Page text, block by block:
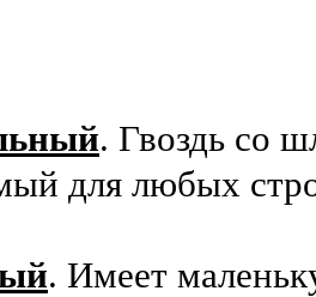
. Гвоздь со
для любых
. Имеет